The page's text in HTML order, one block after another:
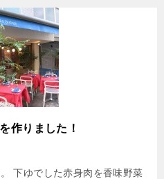
作りました！
下ゆでした赤身肉を香味野菜